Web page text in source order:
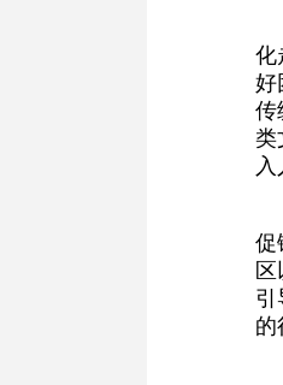
化
好
传
类
入
促
的